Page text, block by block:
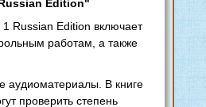
Edition"
Russian Edition включает
работам, а также
аудиоматериалы. В книге
проверить степень